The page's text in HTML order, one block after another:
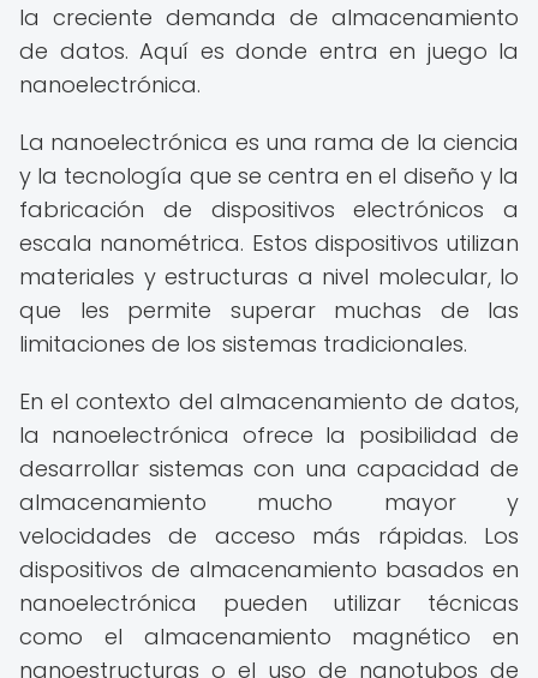
la creciente demanda de almacenamiento
de datos. Aquí es donde entra en juego la
nanoelectrónica.
La nanoelectrónica es una rama de la ciencia
y la tecnología que se centra en el diseño y la
fabricación de dispositivos electrónicos a
escala nanométrica. Estos dispositivos utilizan
materiales y estructuras a nivel molecular, lo
que les permite superar muchas de las
limitaciones de los sistemas tradicionales.
En el contexto del almacenamiento de datos,
la nanoelectrónica ofrece la posibilidad de
desarrollar sistemas con una capacidad de
almacenamiento mucho mayor y
velocidades de acceso más rápidas. Los
dispositivos de almacenamiento basados en
nanoelectrónica pueden utilizar técnicas
como el almacenamiento magnético en
nanoestructuras o el uso de nanotubos de